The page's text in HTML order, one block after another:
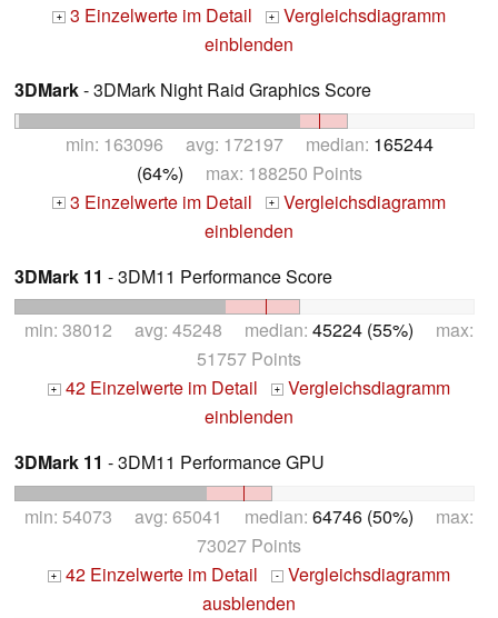
+ 3 Einzelwerte im Detail + Vergleichsdiagramm
einblenden
3DMark- 3DMark Night Raid Graphics Score
min: 163096 avg: 172197 median: 165244
(64%) max: 188250 Points
+ 3 Einzelwerte im Detail + Vergleichsdiagramm
einblenden
3DMark 11 - 3DM11 Performance Score
min: 38012 avg: 45248 median: 45224 (55%) max:
51757 Points
+ 42 Einzelwerte im Detail +
Vergleichsdiagramm
einblenden
3DMark 11 - 3DM11 Performance GPU
min: 54073 avg: 65041 median: 64746 (50%) max:
73027 Points
+ 42 Einzelwerte im Detail -
Vergleichsdiagramm
ausblenden